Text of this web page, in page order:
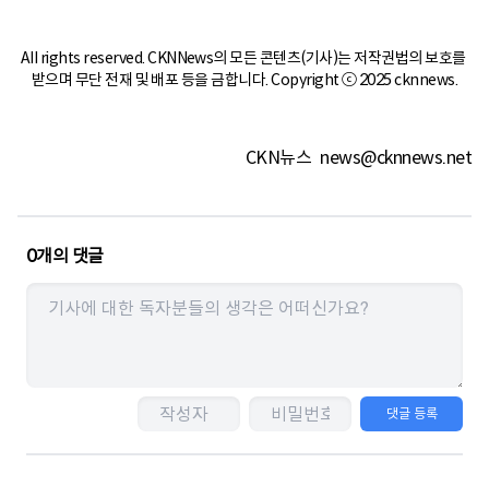
All rights reserved. CKNNews의 모든 콘텐츠(기사)는 저작권법의 보호를
받으며 무단 전재 및 배포 등을 금합니다. Copyright ⓒ 2025 cknnews.
CKN뉴스 news@cknnews.net
0개의 댓글
댓글 등록